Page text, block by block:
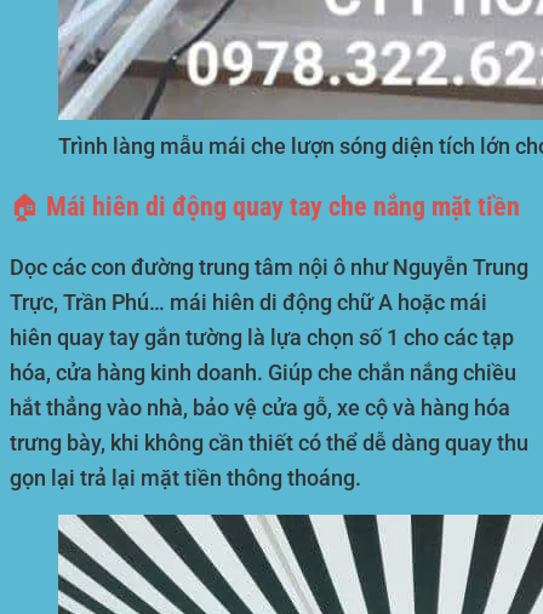
Trình làng mẫu mái che lượn sóng diện tích lớn
🏠 Mái hiên di động quay tay che nắng mặt tiền
Dọc các con đường trung tâm nội ô như Nguyễn Trung
Trực, Trần Phú… mái hiên di động chữ A hoặc mái
hiên quay tay gắn tường là lựa chọn số 1 cho các tạp
hóa, cửa hàng kinh doanh. Giúp che chắn nắng chiều
hắt thẳng vào nhà, bảo vệ cửa gỗ, xe cộ và hàng hóa
trưng bày, khi không cần thiết có thể dễ dàng quay thu
gọn lại trả lại mặt tiền thông thoáng.